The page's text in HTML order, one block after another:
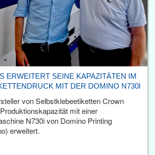
ERWEITERT SEINE KAPAZITÄTEN IM
MIT DER DOMINO N730I
von Selbstklebeetiketten Crown
mit einer
N730i von Domino Printing
erweitert.